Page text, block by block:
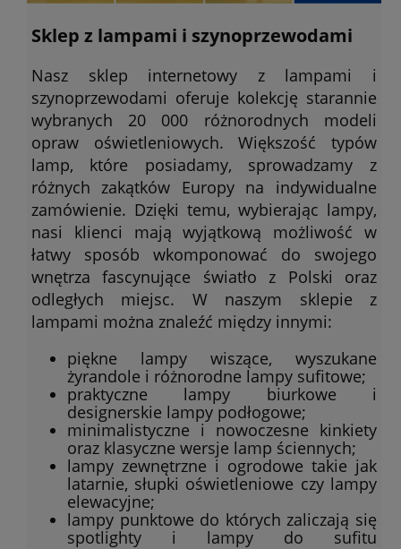
Sklep z lampami i szynoprzewodami
Nasz sklep internetowy z lampami i
szynoprzewodami oferuje kolekcję starannie
wybranych 20 000 różnorodnych modeli
opraw oświetleniowych. Większość typów
lamp, które posiadamy, sprowadzamy z
różnych zakątków Europy na indywidualne
zamówienie. Dzięki temu, wybierając lampy,
nasi klienci mają wyjątkową możliwość w
łatwy sposób wkomponować do swojego
wnętrza fascynujące światło z Polski oraz
odległych miejsc. W naszym sklepie z
lampami można znaleźć między innymi:
piękne lampy wiszące, wyszukane
żyrandole i różnorodne lampy sufitowe;
praktyczne lampy biurkowe i
designerskie lampy podłogowe;
minimalistyczne i nowoczesne kinkiety
oraz klasyczne wersje lamp ściennych;
lampy zewnętrzne i ogrodowe takie jak
latarnie, słupki oświetleniowe czy lampy
elewacyjne;
lampy punktowe do których zaliczają się
spotlighty i lampy do sufitu